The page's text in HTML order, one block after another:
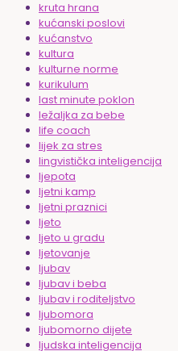
kruta hrana
kućanski poslovi
kućanstvo
kultura
kulturne norme
kurikulum
last minute poklon
ležaljka za bebe
life coach
lijek za stres
lingvistička inteligencija
ljepota
ljetni kamp
ljetni praznici
ljeto
ljeto u gradu
ljetovanje
ljubav
ljubav i beba
ljubav i roditeljstvo
ljubomora
ljubomorno dijete
ljudska inteligencija